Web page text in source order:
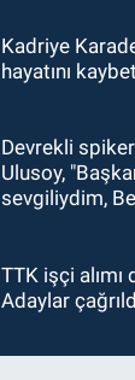
Kadriye
hayatını
Devrekli
Ulusoy,
sevgiliydim,
TTK işçi alımı
Adaylar